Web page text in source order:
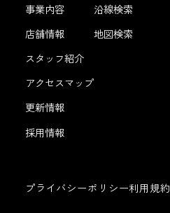
事業内容
店舗情報
スタッフ紹介
アクセスマップ
更新情報
採用情報
沿線検索
地図検索
プライバシーポリシー利用規約